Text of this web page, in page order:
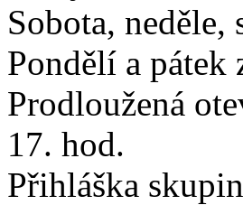
Sobota,
Pondělí a pátek
Prodloužená
17. hod.
Přihláška